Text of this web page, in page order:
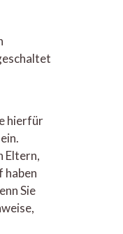
hierfür
Eltern,
haben
Sie